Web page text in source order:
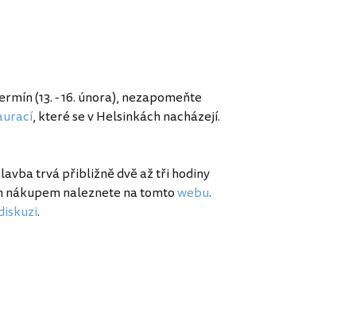
(13. - 16. února), nezapomeňte
, které se v Helsinkách nacházejí.
trvá přibližně dvě až tři hodiny
nákupem naleznete na tomtowebu.
.